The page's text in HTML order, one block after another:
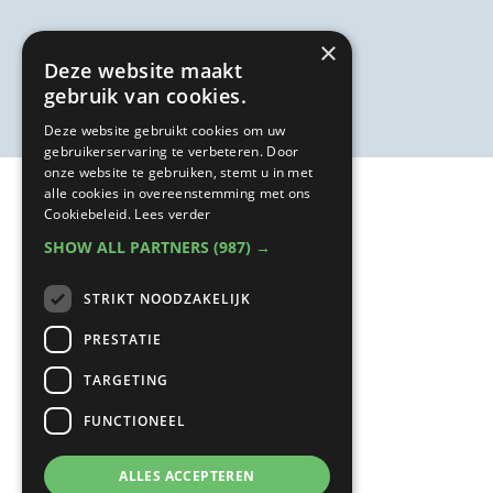
×
Deze website maakt
gebruik van cookies.
Deze website gebruikt cookies om uw
gebruikerservaring te verbeteren. Door
onze website te gebruiken, stemt u in met
alle cookies in overeenstemming met ons
Cookiebeleid. Lees verder
SHOW ALL PARTNERS (987) →
STRIKT NOODZAKELIJK
PRESTATIE
TARGETING
FUNCTIONEEL
ALLES ACCEPTEREN